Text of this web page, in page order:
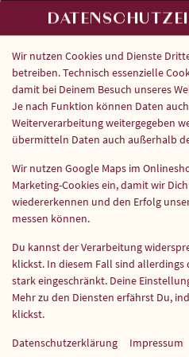
Wir nutzen Cookies und Dienste
betreiben. Technisch essenzielle
damit bei Deinem Besuch unseres
Je nach Funktion können Daten
Weiterverarbeitung weitergegeben
übermitteln Daten auch außerhalb
Wir nutzen Google Maps im
Marketing-Cookies ein, damit wir
wiedererkennen und den Erfolg
messen können.
Du kannst der Verarbeitung
klickst. In diesem Fall sind
stark eingeschränkt. Deine
Mehr zu den Diensten erfährst Du,
klickst.
Datenschutzerklärung
Impressum
TANDOORI